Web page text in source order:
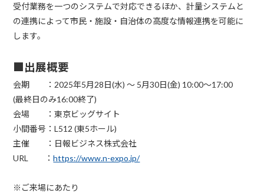
受付業務を一つのシステムで対応できるほか、計量システムと
の連携によって市民・施設・自治体の高度な情報連携を可能に
します。
■出展概要
会期 ：2025年5月28日(水) ～ 5月30日(金) 10:00～17:00
(最終日のみ16:00終了)
会場 ：東京ビッグサイト
小間番号：L512 (東5ホール)
主催 ：日報ビジネス株式会社
URL ：https://www.n-expo.jp/
※ご来場にあたり